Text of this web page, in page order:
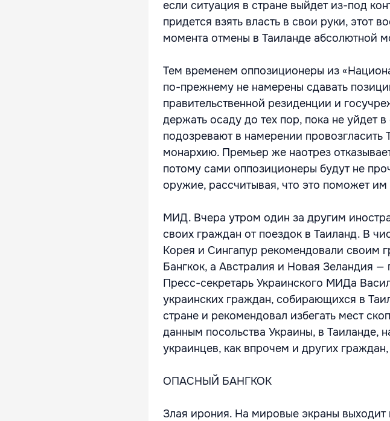
если ситуация в стране выйдет из-под
придется взять власть в свои руки, этот
момента отмены в Таиланде абсолютной
Тем временем оппозиционеры из
по-прежнему не намерены сдавать
правительственной резиденции и
держать осаду до тех пор, пока не уйдет
подозревают в намерении провозгласить
монархию. Премьер же наотрез
потому сами оппозиционеры будут не
оружие, рассчитывая, что это поможет им
МИД. Вчера утром один за другим
своих граждан от поездок в Таиланд. В
Корея и Сингапур рекомендовали своим
Бангкок, а Австралия и Новая Зеландия —
Пресс-секретарь Украинского МИДа
украинских граждан, собирающихся в
стране и рекомендовал избегать мест
данным посольства Украины, в Таиланде,
украинцев, как впрочем и других
ОПАСНЫЙ БАНГКОК
Злая ирония. На мировые экраны